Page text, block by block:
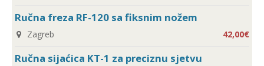
Ručna freza RF-120 sa fiksnim nožem
Zagreb 42,00€
Ručna sijaćica KT-1 za preciznu sjetvu